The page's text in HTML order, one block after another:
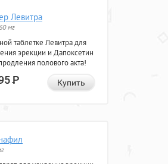
Левитра
мг
таблетке Левитра для
эрекции и Дапоксетин
полового акта!
Р Купить